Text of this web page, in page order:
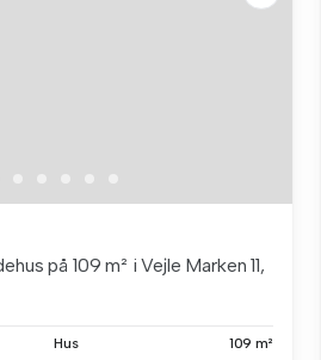
på 109 m² i Vejle Marken 11,
Hus 109 m²